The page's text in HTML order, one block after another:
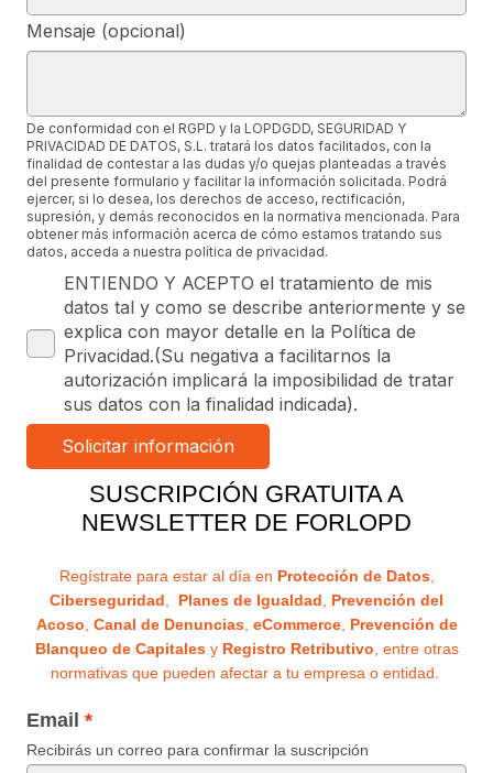
Mensaje (opcional)
De conformidad con el RGPD y la LOPDGDD, SEGURIDAD Y
PRIVACIDAD DE DATOS, S.L. tratará los datos facilitados, con la
finalidad de contestar a las dudas y/o quejas planteadas a través
del presente formulario y facilitar la información solicitada. Podrá
ejercer, si lo desea, los derechos de acceso, rectificación,
supresión, y demás reconocidos en la normativa mencionada. Para
obtener más información acerca de cómo estamos tratando sus
datos, acceda a nuestra política de privacidad.
ENTIENDO Y ACEPTO el tratamiento de mis
datos tal y como se describe anteriormente y se
explica con mayor detalle en la Política de
Privacidad.(Su negativa a facilitarnos la
autorización implicará la imposibilidad de tratar
sus datos con la finalidad indicada).
SUSCRIPCIÓN GRATUITA A
NEWSLETTER DE FORLOPD
Regístrate para estar al día en Protección de Datos,
Ciberseguridad, Planes de Igualdad, Prevención del
Acoso, Canal de Denuncias, eCommerce, Prevención de
Blanqueo de Capitalesy Registro Retributivo, entre otras
normativas que pueden afectar a tu empresa o entidad.
Email
Recibirás un correo para confirmar la suscripción